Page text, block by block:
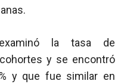
la tasa de
y se encontró
y que fue similar en